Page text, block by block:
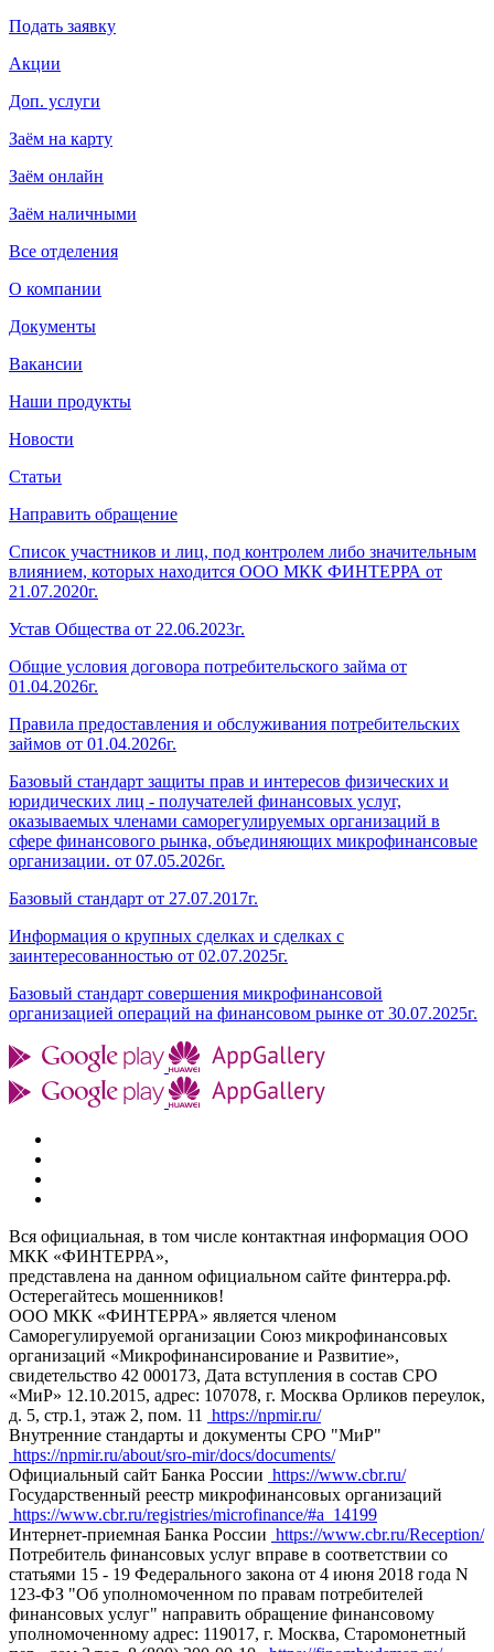
Подать заявку
Акции
Доп. услуги
Заём на карту
Заём онлайн
Заём наличными
Все отделения
О компании
Документы
Вакансии
Наши продукты
Новости
Статьи
Направить обращение
Список участников и лиц, под контролем либо значительным
влиянием, которых находится ООО МКК ФИНТЕРРА от
21.07.2020г.
Устав Общества от 22.06.2023г.
Общие условия договора потребительского займа от
01.04.2026г.
Правила предоставления и обслуживания потребительских
займов от 01.04.2026г.
Базовый стандарт защиты прав и интересов физических и
юридических лиц - получателей финансовых услуг,
оказываемых членами саморегулируемых организаций в
сфере финансового рынка, объединяющих микрофинансовые
организации. от 07.05.2026г.
Базовый стандарт от 27.07.2017г.
Информация о крупных сделках и сделках с
заинтересованностью от 02.07.2025г.
Базовый стандарт совершения микрофинансовой
организацией операций на финансовом рынке от 30.07.2025г.
Вся официальная, в том числе контактная информация ООО
МКК «ФИНТЕРРА»,
представлена на данном официальном сайте финтерра.рф.
Остерегайтесь мошенников!
ООО МКК «ФИНТЕРРА» является членом
Саморегулируемой организации Союз микрофинансовых
организаций «Микрофинансирование и Развитие»,
свидетельство 42 000173, Дата вступления в состав СРО
«МиР» 12.10.2015, адрес: 107078, г. Москва Орликов переулок,
д. 5, стр.1, этаж 2, пом. 11
https://npmir.ru/
Внутренние стандарты и документы СРО "МиР"
https://npmir.ru/about/sro-mir/docs/documents/
Официальный сайт Банка России https://www.cbr.ru/
Государственный реестр микрофинансовых организаций
https://www.cbr.ru/registries/microfinance/#a_14199
Интернет-приемная Банка России https://www.cbr.ru/Reception/
Потребитель финансовых услуг вправе в соответствии со
статьями 15 - 19 Федерального закона от 4 июня 2018 года N
123-ФЗ "Об уполномоченном по правам потребителей
финансовых услуг" направить обращение финансовому
уполномоченному адрес: 119017, г. Москва, Старомонетный